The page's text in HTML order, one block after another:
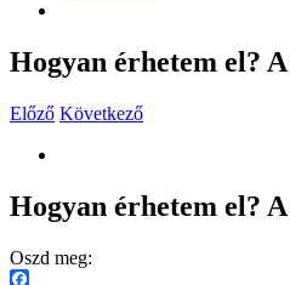
Hogyan érhetem el?
Előző Következő
Image
Hogyan érhetem el?
Oszd meg: